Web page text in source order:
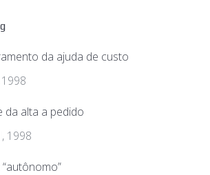
da ajuda de custo
da alta a pedido
1998